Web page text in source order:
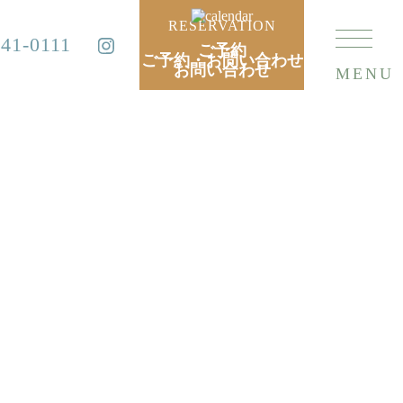
0111
RESERVATION
ご予約・お問い合わせ
ご予約
お問い合わせ
MENU